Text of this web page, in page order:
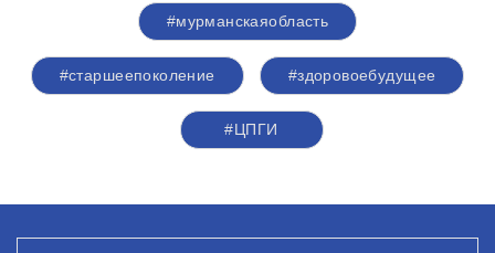
#мурманскаяобласть
#старшеепоколение #здоровоебудущее
#ЦПГИ